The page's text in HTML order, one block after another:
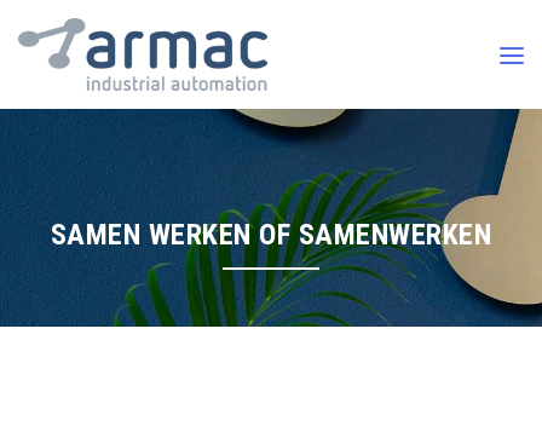
SAMEN WERKEN OF SAMENWERKEN